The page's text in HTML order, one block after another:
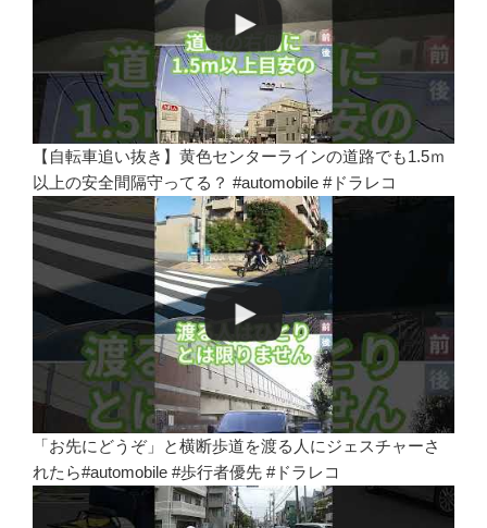
【自転車追い抜き】黄色センターラインの道路でも1.5ｍ
以上の安全間隔守ってる？ #automobile #ドラレコ
「お先にどうぞ」と横断歩道を渡る人にジェスチャーさ
れたら#automobile #歩行者優先 #ドラレコ